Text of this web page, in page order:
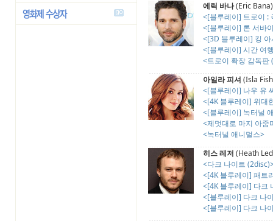
에릭 바나(Eric Bana)
<[블루레이] 트로이 :
<[블루레이] 론 서바
<[3D 블루레이] 킹 아
<[블루레이] 시간 여
<트로이 확장 감독판
아일라 피셔 (Isla
<[블루레이] 나우 유
<[4K 블루레이] 위대
<[블루레이] 녹터널
<제멋대로 마지 아줌
<녹터널 애니멀스>
히스 레저 (Heath
<다크 나이트
<[4K 블루레이] 패트
<[4K 블루레이] 다크
<[블루레이] 다크 나
<[블루레이] 다크 나